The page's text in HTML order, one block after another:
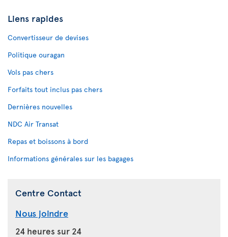
Liens rapides
Convertisseur de devises
Politique ouragan
Vols pas chers
Forfaits tout inclus pas chers
Dernières nouvelles
NDC Air Transat
Repas et boissons à bord
Informations générales sur les bagages
Centre Contact
Nous joindre
24 heures sur 24